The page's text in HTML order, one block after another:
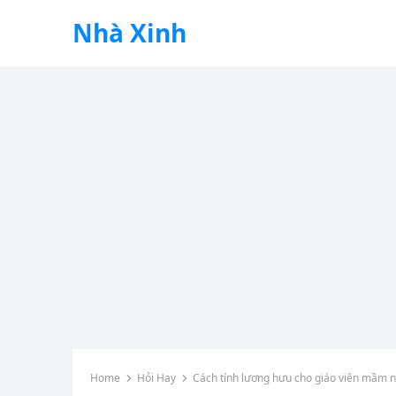
Nhà Xinh
Home Hỏi Hay Cách tính lương hưu cho giáo viên mầm